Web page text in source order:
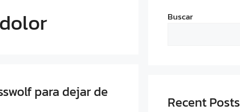
para dejar de
Buscar
Recent Posts